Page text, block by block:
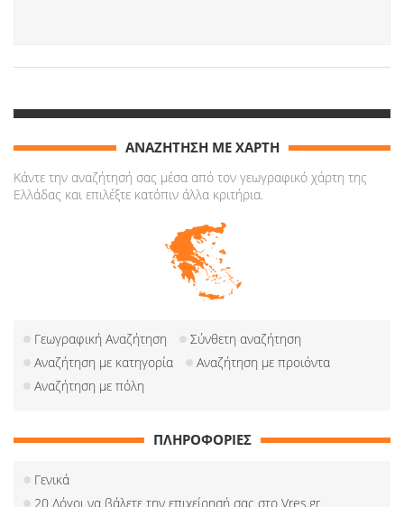
ΑΝΑΖΗΤΗΣΗ ΜΕ ΧΑΡΤΗ
Κάντε την αναζήτησή σας μέσα από τον γεωγραφικό χάρτη της
Ελλάδας και επιλέξτε κατόπιν άλλα κριτήρια.
Γεωγραφική Αναζήτηση
Σύνθετη αναζήτηση
Αναζήτηση με κατηγορία
Αναζήτηση με προιόντα
Αναζήτηση με πόλη
ΠΛΗΡΟΦΟΡΙΕΣ
Γενικά
20 Λόγοι να βάλετε την επιχείρησή σας στο Vres.gr